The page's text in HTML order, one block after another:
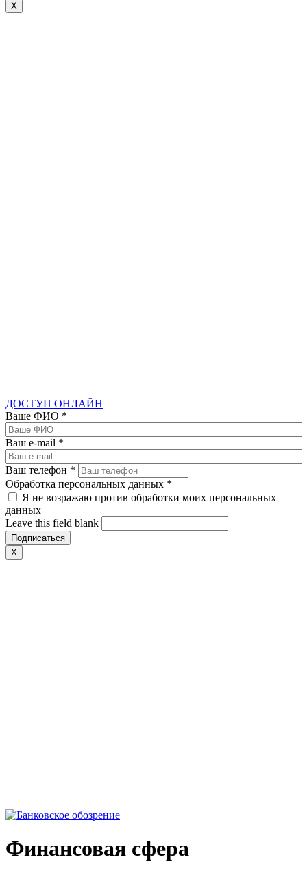
X
ДОСТУП ОНЛАЙН
Ваше ФИО *
Ваш e-mail *
Ваш телефон *
Обработка персональных данных *
Я не возражаю против обработки моих персональных
данных
Leave this field blank
X
Финансовая сфера